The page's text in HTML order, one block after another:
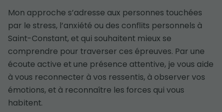
Mon approche s’adresse aux personnes touchées
par le stress, l’anxiété ou des conflits personnels à
Saint-Constant, et qui souhaitent mieux se
comprendre pour traverser ces épreuves. Par une
écoute active et une présence attentive, je vous aide
à vous reconnecter à vos ressentis, à observer vos
émotions, et à reconnaître les forces qui vous
habitent.